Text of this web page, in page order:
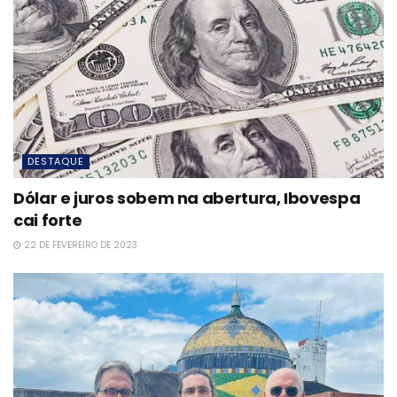
DESTAQUE
Dólar e juros sobem na abertura, Ibovespa
cai forte
22 DE FEVEREIRO DE 2023